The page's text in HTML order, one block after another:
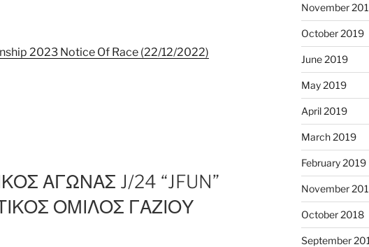
2023 Notice Of Race (22/12/2022)
ΑΓΩΝΑΣ J/24 “JFUN”
ΟΜΙΛΟΣ ΓΑΖΙΟΥ
November
October 2019
June 2019
May 2019
April 2019
March 2019
February 2019
November
October 2018
September